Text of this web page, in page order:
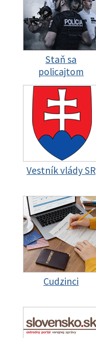
Staň sa
policajtom
Vestník vlády SR
Cudzinci